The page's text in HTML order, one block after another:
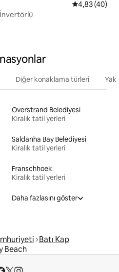
5 üzerinden
4,83 (40)
Diğer konaklama türleri
Overstrand Belediyesi
Kiralık tatil yerleri
Saldanha Bay Belediyesi
Kiralık tatil yerleri
Franschhoek
Kiralık tatil yerleri
Daha fazlasını göster
Batı Kap
Beach